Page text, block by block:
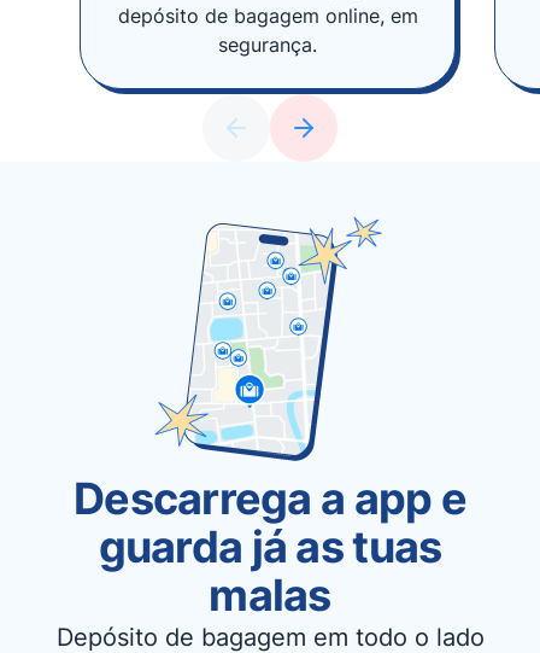
depósito de bagagem online, em
segurança.
Descarrega a app e
guarda já as tuas
malas
Depósito de bagagem em todo o lado